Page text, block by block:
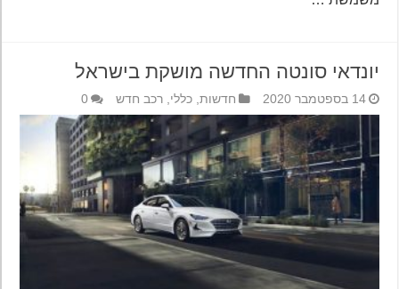
יונדאי סונטה החדשה מושקת בישראל
14 בספטמבר 2020 חדשות,כללי,רכב חדש 0